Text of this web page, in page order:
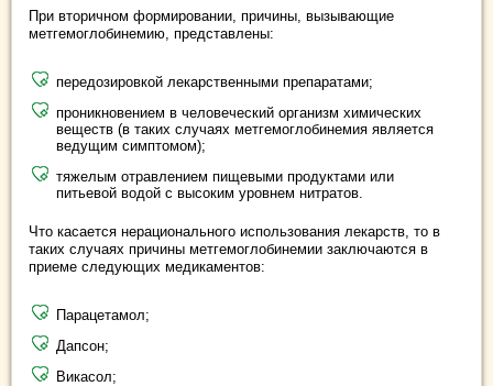
При вторичном формировании, причины, вызывающие
метгемоглобинемию, представлены:
передозировкой лекарственными препаратами;
проникновением в человеческий организм химических
веществ (в таких случаях метгемоглобинемия является
ведущим симптомом);
тяжелым отравлением пищевыми продуктами или
питьевой водой с высоким уровнем нитратов.
Что касается нерационального использования лекарств, то в
таких случаях причины метгемоглобинемии заключаются в
приеме следующих медикаментов:
Парацетамол;
Дапсон;
Викасол;